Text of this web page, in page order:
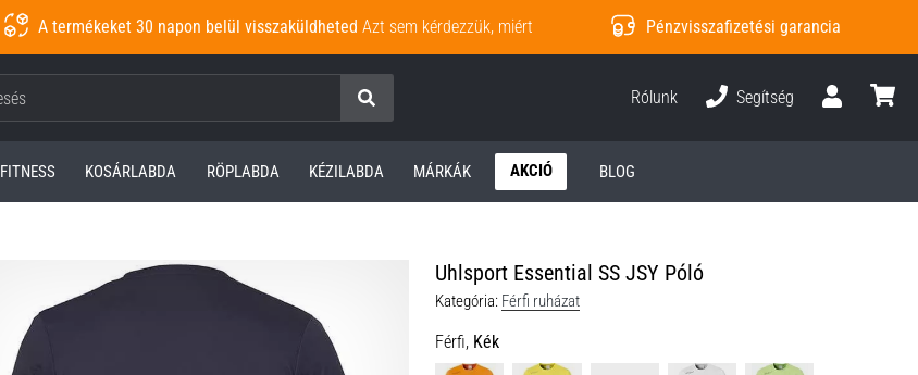
A termékeket 30 napon belül visszaküldheted Azt sem kérdezzük, miért Pénzvisszafizetési garancia
Keresés
Rólunk
Segítség
FITNESS KOSÁRLABDA RÖPLABDA KÉZILABDA MÁRKÁK AKCIÓ BLOG
Uhlsport Essential SS JSY Póló
Kategória: Férfi ruházat
Férfi, Kék